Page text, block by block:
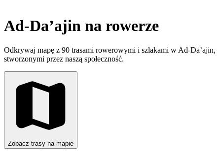
Ad-Da’ajin na rowerze
Odkrywaj mapę z 90 trasami rowerowymi i szlakami w Ad-Da’ajin,
stworzonymi przez naszą społeczność.
Zobacz trasy na mapie